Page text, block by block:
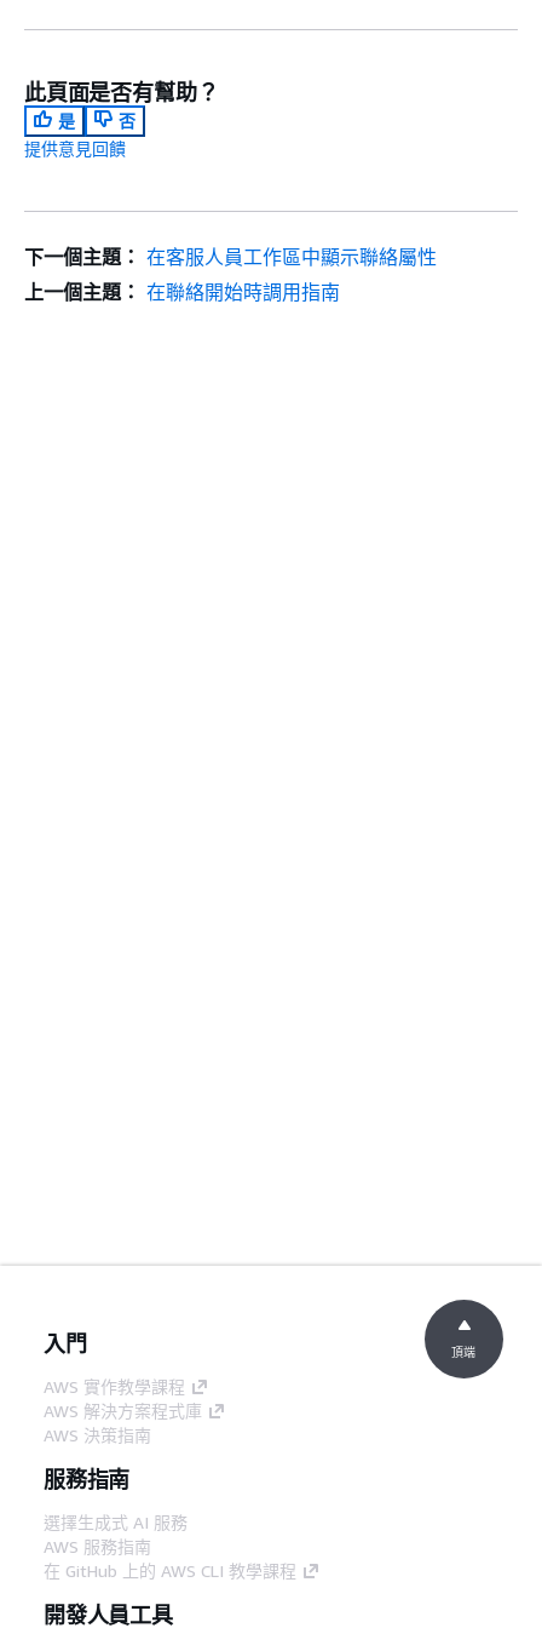
此頁面是否有幫助？
是
否
提供意見回饋
下一個主題： 在客服人員工作區中顯示聯絡屬性
上一個主題： 在聯絡開始時調用指南
入門
AWS 實作教學課程
AWS 解決方案程式庫
AWS 決策指南
服務指南
選擇生成式 AI 服務
AWS 服務指南
在 GitHub 上的 AWS CLI 教學課程
開發人員工具
頂端